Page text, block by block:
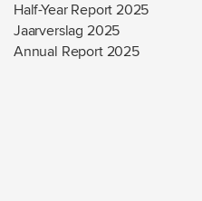
Half-Year Report 2025
Jaarverslag 2025
Annual Report 2025